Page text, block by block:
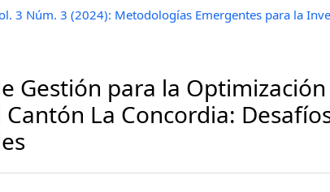
3 Núm. 3 (2024): Metodologías Emergentes para la
Gestión para la
La Concordia: